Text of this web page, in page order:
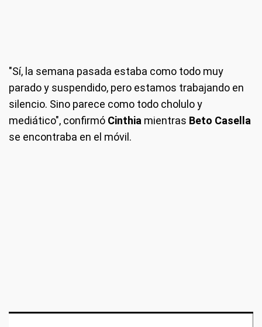
"Sí, la semana pasada estaba como todo muy
parado y suspendido, pero estamos trabajando en
silencio. Sino parece como todo cholulo y
mediático", confirmó Cinthia mientras Beto Casella
se encontraba en el móvil.